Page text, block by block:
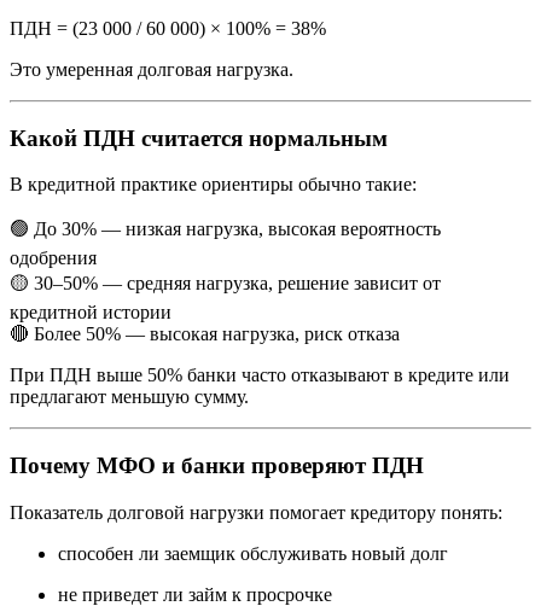
ПДН = (23 000 / 60 000) × 100% = 38%
Это умеренная долговая нагрузка.
Какой ПДН считается нормальным
В кредитной практике ориентиры обычно такие:
🟢 До 30% — низкая нагрузка, высокая вероятность
одобрения
🟡 30–50% — средняя нагрузка, решение зависит от
кредитной истории
🔴 Более 50% — высокая нагрузка, риск отказа
При ПДН выше 50% банки часто отказывают в кредите или
предлагают меньшую сумму.
Почему МФО и банки проверяют ПДН
Показатель долговой нагрузки помогает кредитору понять:
способен ли заемщик обслуживать новый долг
не приведет ли займ к просрочке